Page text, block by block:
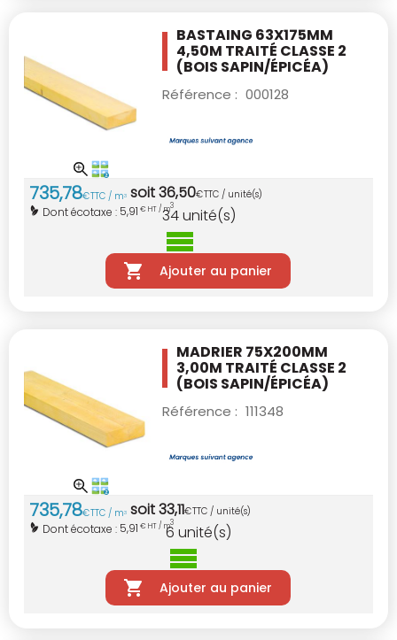
BASTAING 63X175MM
4,50M TRAITÉ CLASSE 2
(BOIS SAPIN/ÉPICÉA)
Référence : 000128
735,78€TTC / m3 soit36,50€TTC / unité(s)
Dont écotaxe : 5,91 € HT / m3
34unité(s)
Ajouter au panier
MADRIER 75X200MM
3,00M TRAITÉ CLASSE 2
(BOIS SAPIN/ÉPICÉA)
Référence : 111348
735,78€TTC / m3 soit33,11€TTC / unité(s)
Dont écotaxe : 5,91 € HT / m3
6 unité(s)
Ajouter au panier